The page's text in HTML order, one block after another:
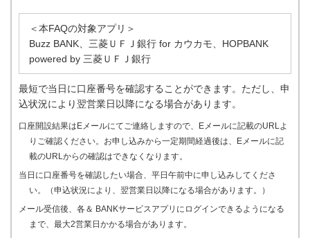
＜本FAQの対象アプリ＞
Buzz BANK、三菱ＵＦＪ銀行 for カウカモ、HOPBANK
powered by 三菱ＵＦＪ銀行
最短で当日に口座番号を確認することができます。ただし、申
込状況により翌営業日以降になる場合があります。
口座開設結果はEメールにてご連絡しますので、Eメールに記載のURLよ
りご確認ください。お申し込みから一定期間経過後は、Eメールに記
載のURLからの確認はできなくなります。
当日に口座番号を確認したい場合、平日午前中に申し込みしてくださ
い。（申込状況により、翌営業日以降になる場合があります。）
メール受信後、各＆ BANKサービスアプリにログインできるようになる
まで、最大2営業日かかる場合があります。